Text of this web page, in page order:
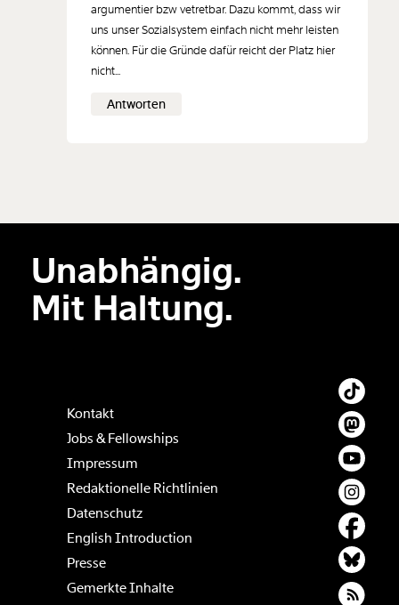
argumentier bzw vetretbar. Dazu kommt, dass wir
uns unser Sozialsystem einfach nicht mehr leisten
können. Für die Gründe dafür reicht der Platz hier
nicht...
Antworten
Unabhängig.
Mit Haltung.
Kontakt
Jobs & Fellowships
Impressum
Redaktionelle Richtlinien
Datenschutz
English Introduction
Presse
Gemerkte Inhalte